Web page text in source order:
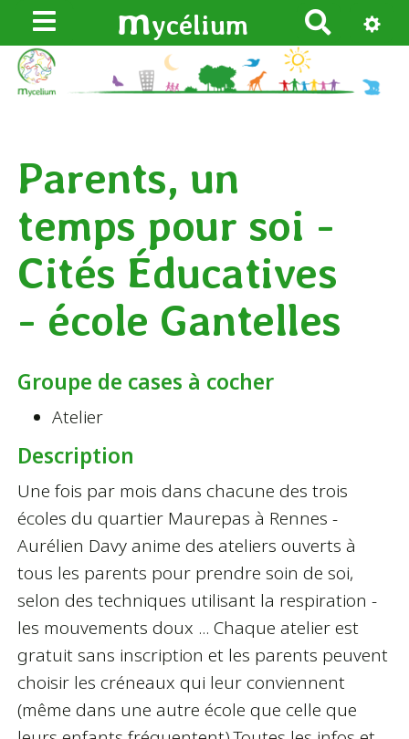
mycélium
e
c
h
e
Parents, un
temps pour soi -
Cités Éducatives
- école Gantelles
Groupe de cases à cocher
Atelier
Description
Une fois par mois dans chacune des trois
écoles du quartier Maurepas à Rennes -
Aurélien Davy anime des ateliers ouverts à
tous les parents pour prendre soin de soi,
selon des techniques utilisant la respiration -
les mouvements doux ... Chaque atelier est
gratuit sans inscription et les parents peuvent
choisir les créneaux qui leur conviennent
(même dans une autre école que celle que